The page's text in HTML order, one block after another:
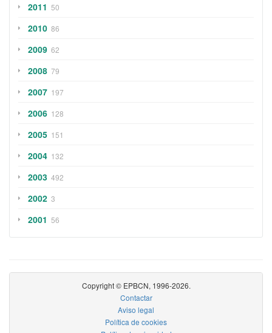
2011 50
2010 86
2009 62
2008 79
2007 197
2006 128
2005 151
2004 132
2003 492
2002 3
2001 56
Copyright © EPBCN, 1996-2026.
Contactar
Aviso legal
Política de cookies